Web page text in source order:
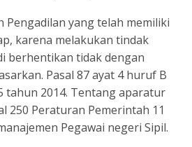
Pengadilan yang telah memiliki
karena melakukan tindak
berhentikan tidak dengan
Pasal 87 ayat 4 huruf B
tahun 2014. Tentang aparatur
250 Peraturan Pemerintah 11
Pegawai negeri Sipil.